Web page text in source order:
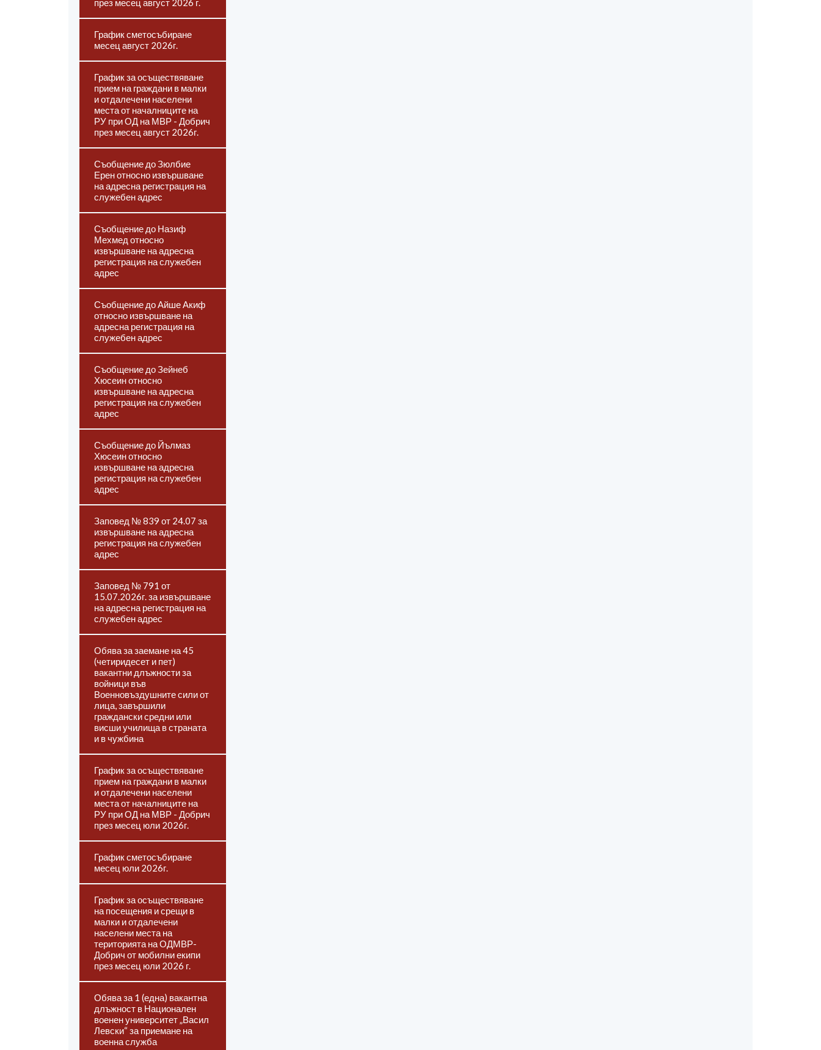
през месец август 2026 г.
График сметосъбиране
месец август 2026г.
График за осъществяване
прием на граждани в малки
и отдалечени населени
места от началниците на
РУ при ОД на МВР - Добрич
през месец август 2026г.
Съобщение до Зюлбие
Ерен относно извършване
на адресна регистрация на
служебен адрес
Съобщение до Назиф
Мехмед относно
извършване на адресна
регистрация на служебен
адрес
Съобщение до Айше Акиф
относно извършване на
адресна регистрация на
служебен адрес
Съобщение до Зейнеб
Хюсеин относно
извършване на адресна
регистрация на служебен
адрес
Съобщение до Йълмаз
Хюсеин относно
извършване на адресна
регистрация на служебен
адрес
Заповед № 839 от 24.07 за
извършване на адресна
регистрация на служебен
адрес
Заповед № 791 от
15.07.2026г. за извършване
на адресна регистрация на
служебен адрес
Обява за заемане на 45
(четиридесет и пет)
вакантни длъжности за
войници във
Военновъздушните сили от
лица, завършили
граждански средни или
висши училища в страната
и в чужбина
График за осъществяване
прием на граждани в малки
и отдалечени населени
места от началниците на
РУ при ОД на МВР - Добрич
през месец юли 2026г.
График сметосъбиране
месец юли 2026г.
График за осъществяване
на посещения и срещи в
малки и отдалечени
населени места на
територията на ОДМВР-
Добрич от мобилни екипи
през месец юли 2026 г.
Обява за 1 (една) вакантна
длъжност в Национален
военен университет „Васил
Левски“ за приемане на
военна служба